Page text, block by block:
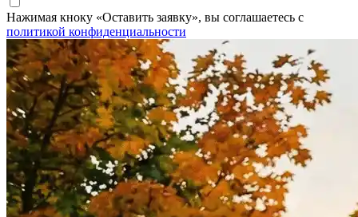
Нажимая кноку «Оставить заявку», вы соглашаетесь с
политикой конфиденциальности